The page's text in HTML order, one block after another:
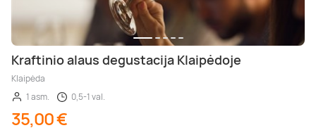
Kraftinio alaus degustacija Klaipėdoje
Klaipėda
1 asm.
0,5-1 val.
35,00 €